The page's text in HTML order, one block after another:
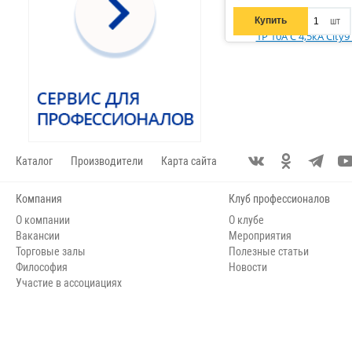
Купить шт
ВА47-63
PROxima ВА47-100
ВА47-60МA
S200
8
SH200L
ВА-105
ВА47-100
RedLine
NXB-125
125
Каталог Производители Карта сайта
Компания
О компании
Вакансии
Торговые залы
Философия
Участие в ассоциациях
Клуб профессионалов
О клубе
Мероприятия
Полезные статьи
Новости